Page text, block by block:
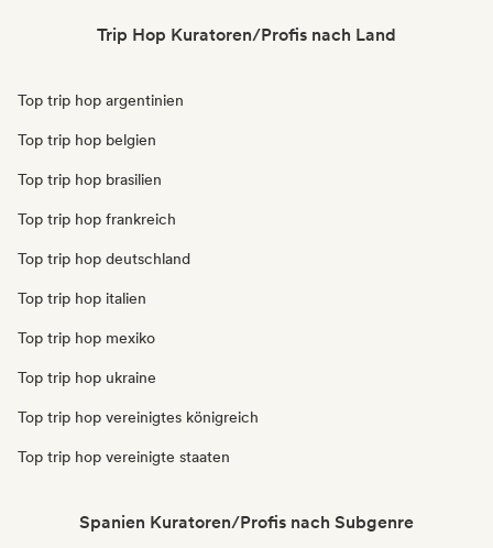
Trip Hop Kuratoren/Profis nach Land
Top trip hop argentinien
Top trip hop belgien
Top trip hop brasilien
Top trip hop frankreich
Top trip hop deutschland
Top trip hop italien
Top trip hop mexiko
Top trip hop ukraine
Top trip hop vereinigtes königreich
Top trip hop vereinigte staaten
Spanien Kuratoren/Profis nach Subgenre